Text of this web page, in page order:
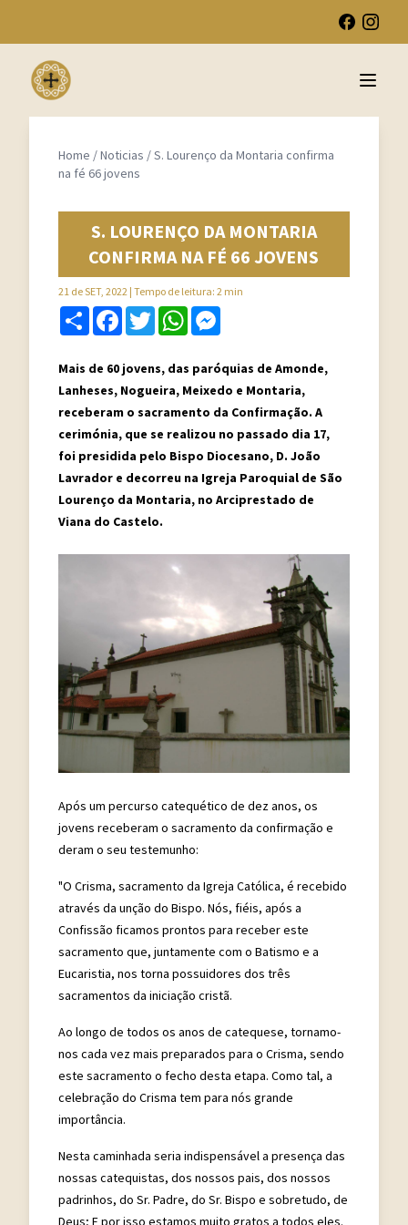
Open
Home /Noticias /S. Lourenço da Montaria confirma
na fé 66 jovens
S. LOURENÇO DA MONTARIA
CONFIRMA NA FÉ 66 JOVENS
21 de SET, 2022 | Tempo de leitura: 2 min
Share FacebookTwitterWhatsApp
Mais de 60 jovens, das paróquias de Amonde,
Lanheses, Nogueira, Meixedo e Montaria,
receberam o sacramento da Confirmação. A
cerimónia, que se realizou no passado dia 17,
foi presidida pelo Bispo Diocesano, D. João
Lavrador e decorreu na Igreja Paroquial de São
Lourenço da Montaria, no Arciprestado de
Viana do Castelo.
Após um percurso catequético de dez anos, os
jovens receberam o sacramento da confirmação e
deram o seu testemunho:
"O Crisma, sacramento da Igreja Católica, é recebido
através da unção do Bispo. Nós, fiéis, após a
Confissão ficamos prontos para receber este
sacramento que, juntamente com o Batismo e a
Eucaristia, nos torna possuidores dos três
sacramentos da iniciação cristã.
Ao longo de todos os anos de catequese, tornamo-
nos cada vez mais preparados para o Crisma, sendo
este sacramento o fecho desta etapa. Como tal, a
celebração do Crisma tem para nós grande
importância.
Nesta caminhada seria indispensável a presença das
nossas catequistas, dos nossos pais, dos nossos
padrinhos, do Sr. Padre, do Sr. Bispo e sobretudo, de
Deus; E por isso estamos muito gratos a todos eles.